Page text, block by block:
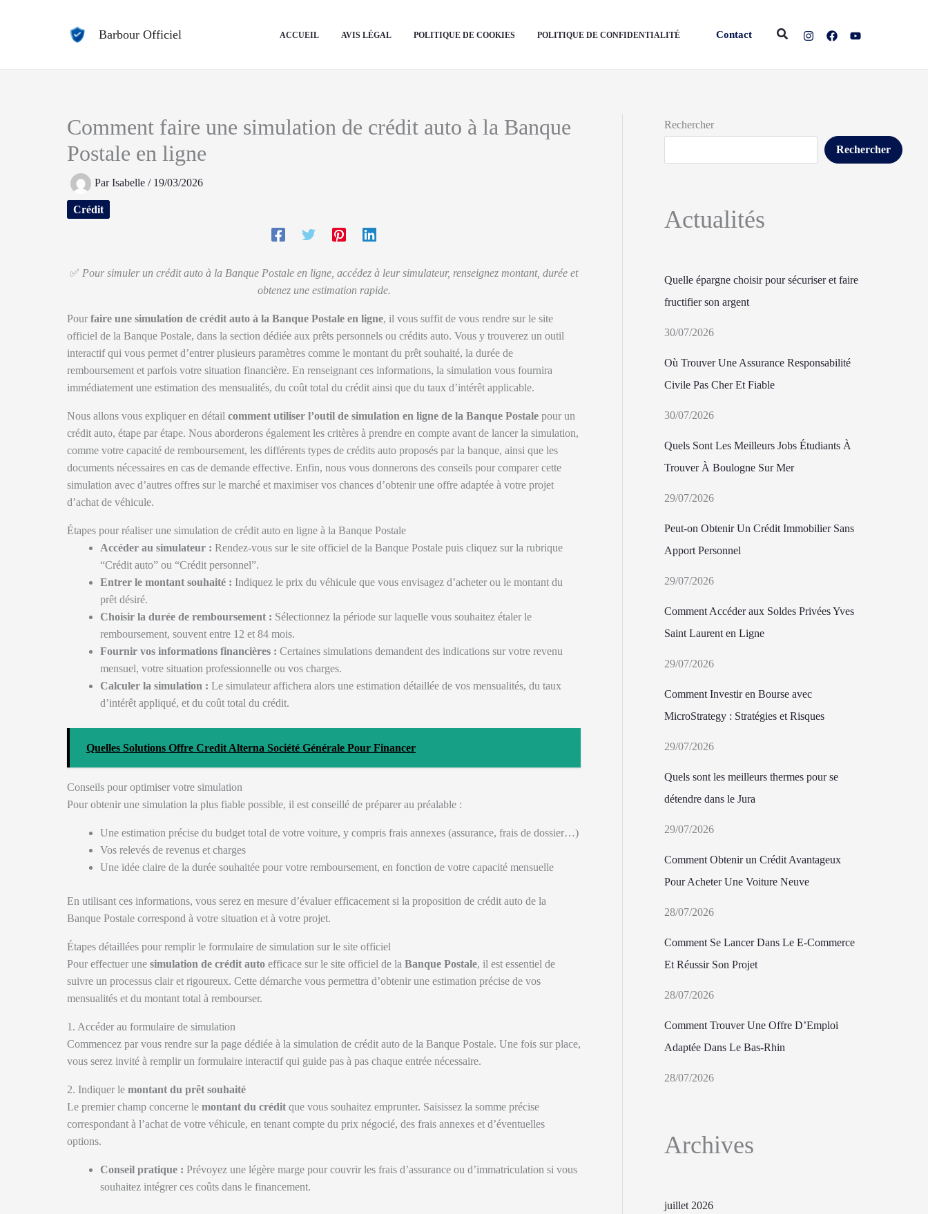
Barbour Officiel ACCUEIL AVIS LÉGAL POLITIQUE DE COOKIES POLITIQUE DE CONFIDENTIALITÉ Contact Rechercher
Comment faire une simulation de crédit auto à la Banque
Postale en ligne
ParIsabelle / 19/03/2026
Crédit
✅ Pour simuler un crédit auto à la Banque Postale en ligne, accédez à leur simulateur, renseignez montant, durée et
obtenez une estimation rapide.
Pour faire une simulation de crédit auto à la Banque Postale en ligne, il vous suffit de vous rendre sur le site
officiel de la Banque Postale, dans la section dédiée aux prêts personnels ou crédits auto. Vous y trouverez un outil
interactif qui vous permet d’entrer plusieurs paramètres comme le montant du prêt souhaité, la durée de
remboursement et parfois votre situation financière. En renseignant ces informations, la simulation vous fournira
immédiatement une estimation des mensualités, du coût total du crédit ainsi que du taux d’intérêt applicable.
Nous allons vous expliquer en détail comment utiliser l’outil de simulation en ligne de la Banque Postale pour un
crédit auto, étape par étape. Nous aborderons également les critères à prendre en compte avant de lancer la simulation,
comme votre capacité de remboursement, les différents types de crédits auto proposés par la banque, ainsi que les
documents nécessaires en cas de demande effective. Enfin, nous vous donnerons des conseils pour comparer cette
simulation avec d’autres offres sur le marché et maximiser vos chances d’obtenir une offre adaptée à votre projet
d’achat de véhicule.
Étapes pour réaliser une simulation de crédit auto en ligne à la Banque Postale
Accéder au simulateur : Rendez-vous sur le site officiel de la Banque Postale puis cliquez sur la rubrique
“Crédit auto” ou “Crédit personnel”.
Entrer le montant souhaité : Indiquez le prix du véhicule que vous envisagez d’acheter ou le montant du
prêt désiré.
Choisir la durée de remboursement : Sélectionnez la période sur laquelle vous souhaitez étaler le
remboursement, souvent entre 12 et 84 mois.
Fournir vos informations financières : Certaines simulations demandent des indications sur votre revenu
mensuel, votre situation professionnelle ou vos charges.
Calculer la simulation : Le simulateur affichera alors une estimation détaillée de vos mensualités, du taux
d’intérêt appliqué, et du coût total du crédit.
Quelles Solutions Offre Credit Alterna Société Générale Pour Financer
Conseils pour optimiser votre simulation
Pour obtenir une simulation la plus fiable possible, il est conseillé de préparer au préalable :
Une estimation précise du budget total de votre voiture, y compris frais annexes (assurance, frais de dossier…)
Vos relevés de revenus et charges
Une idée claire de la durée souhaitée pour votre remboursement, en fonction de votre capacité mensuelle
En utilisant ces informations, vous serez en mesure d’évaluer efficacement si la proposition de crédit auto de la
Banque Postale correspond à votre situation et à votre projet.
Étapes détaillées pour remplir le formulaire de simulation sur le site officiel
Pour effectuer une simulation de crédit auto efficace sur le site officiel de la Banque Postale, il est essentiel de
suivre un processus clair et rigoureux. Cette démarche vous permettra d’obtenir une estimation précise de vos
mensualités et du montant total à rembourser.
1. Accéder au formulaire de simulation
Commencez par vous rendre sur la page dédiée à la simulation de crédit auto de la Banque Postale. Une fois sur place,
vous serez invité à remplir un formulaire interactif qui guide pas à pas chaque entrée nécessaire.
2. Indiquer le montant du prêt souhaité
Le premier champ concerne le montant du crédit que vous souhaitez emprunter. Saisissez la somme précise
correspondant à l’achat de votre véhicule, en tenant compte du prix négocié, des frais annexes et d’éventuelles
options.
Conseil pratique : Prévoyez une légère marge pour couvrir les frais d’assurance ou d’immatriculation si vous
souhaitez intégrer ces coûts dans le financement.
Rechercher
Rechercher
Actualités
Quelle épargne choisir pour sécuriser et faire
fructifier son argent
30/07/2026
Où Trouver Une Assurance Responsabilité
Civile Pas Cher Et Fiable
30/07/2026
Quels Sont Les Meilleurs Jobs Étudiants À
Trouver À Boulogne Sur Mer
29/07/2026
Peut-on Obtenir Un Crédit Immobilier Sans
Apport Personnel
29/07/2026
Comment Accéder aux Soldes Privées Yves
Saint Laurent en Ligne
29/07/2026
Comment Investir en Bourse avec
MicroStrategy : Stratégies et Risques
29/07/2026
Quels sont les meilleurs thermes pour se
détendre dans le Jura
29/07/2026
Comment Obtenir un Crédit Avantageux
Pour Acheter Une Voiture Neuve
28/07/2026
Comment Se Lancer Dans Le E-Commerce
Et Réussir Son Projet
28/07/2026
Comment Trouver Une Offre D’Emploi
Adaptée Dans Le Bas-Rhin
28/07/2026
Archives
juillet 2026